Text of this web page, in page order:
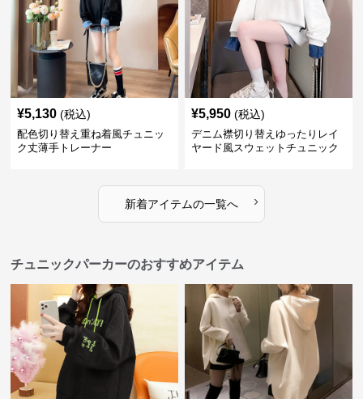
¥5,130 (税込)
配色切り替え重ね着風チュニッ
ク丈薄手トレーナー
¥5,950 (税込)
デニム襟切り替えゆったりレイ
ヤード風スウェットチュニック
新着アイテムの一覧へ ›
チュニックパーカーのおすすめアイテム